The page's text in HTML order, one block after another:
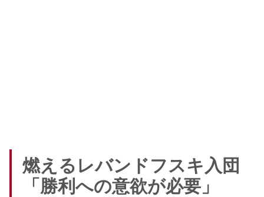
燃えるレバンドフスキ入団
「勝利への意欲が必要」